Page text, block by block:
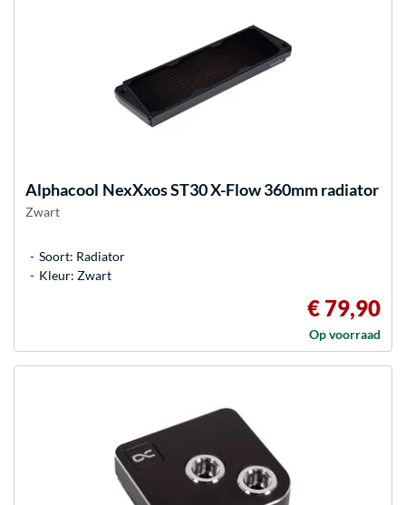
Alphacool NexXxos ST30 X-Flow 360mm radiator
Zwart
Soort: Radiator
Kleur: Zwart
€ 79,90
Op voorraad